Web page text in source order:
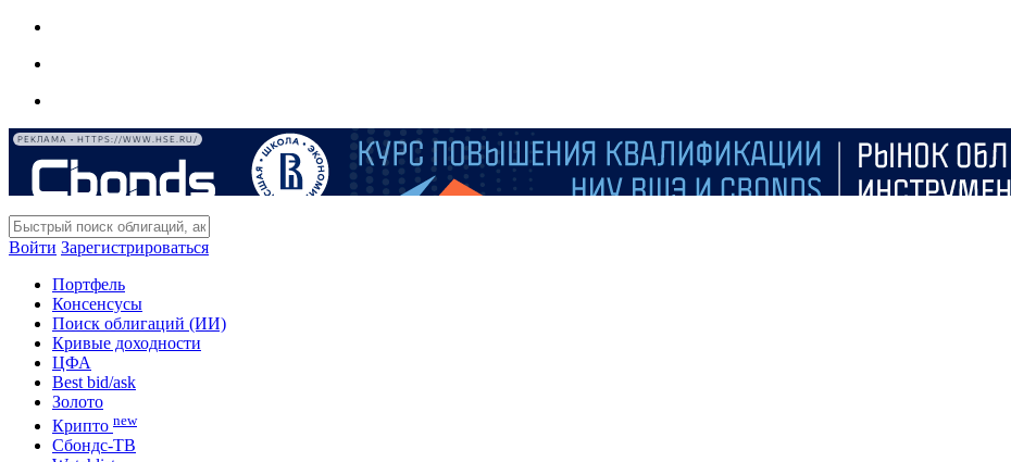
РЕКЛАМА • HTTPS://WWW.HSE.RU/
Войти Зарегистрироваться
Портфель
Консенсусы
Поиск облигаций (ИИ)
Кривые доходности
ЦФА
Best bid/ask
Золото
Крипто new
Сбондс-ТВ